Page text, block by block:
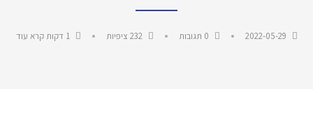
2022-05-29
232 ציפיות 1 דקות קרא עוד